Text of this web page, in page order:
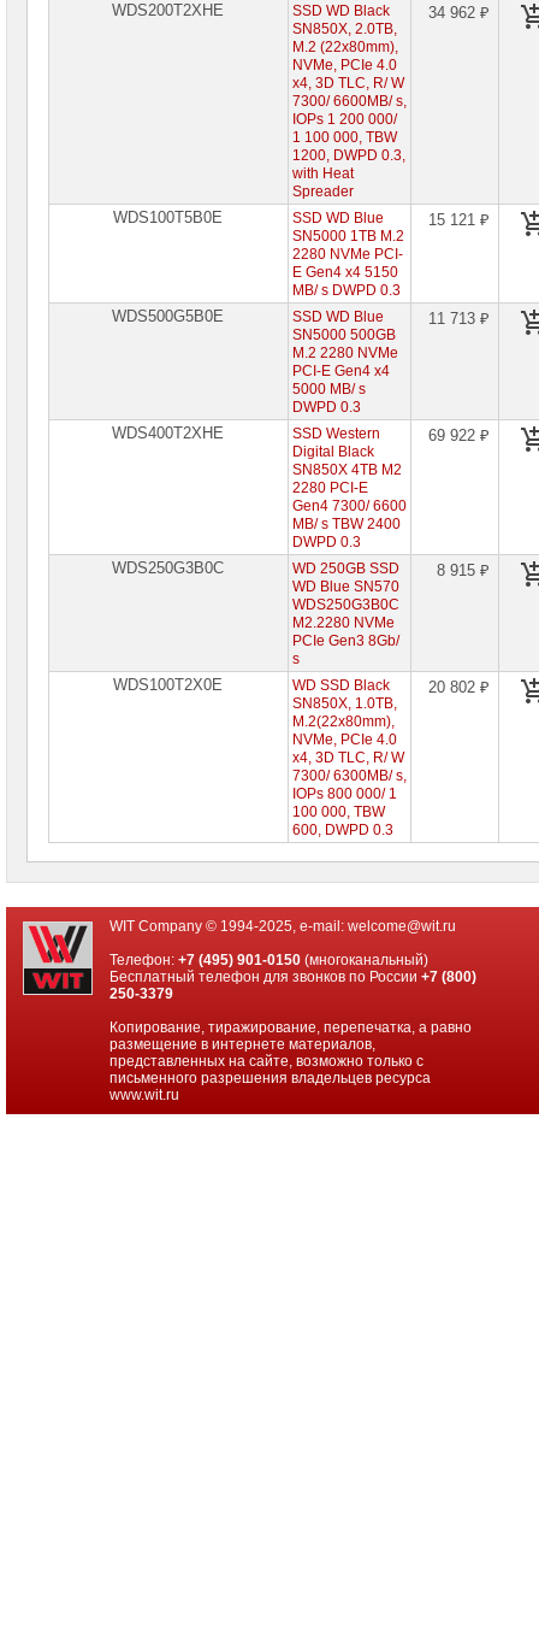
WDS200T2XHE
SSD WD Black
SN850X, 2.0TB,
M.2 (22x80mm),
NVMe, PCIe 4.0
x4, 3D TLC, R/ W
7300/ 6600MB/ s,
IOPs 1 200 000/
1 100 000, TBW
1200, DWPD 0.3,
with Heat
Spreader
34 962 ₽
WDS100T5B0E
SSD WD Blue
SN5000 1TB M.2
2280 NVMe PCI-
E Gen4 x4 5150
MB/ s DWPD 0.3
15 121 ₽
WDS500G5B0E
SSD WD Blue
SN5000 500GB
M.2 2280 NVMe
PCI-E Gen4 x4
5000 MB/ s
DWPD 0.3
11 713 ₽
WDS400T2XHE
SSD Western
Digital Black
SN850X 4TB M2
2280 PCI-E
Gen4 7300/ 6600
MB/ s TBW 2400
DWPD 0.3
69 922 ₽
WDS250G3B0C
WD 250GB SSD
WD Blue SN570
WDS250G3B0C
M2.2280 NVMe
PCIe Gen3 8Gb/
s
8 915 ₽
WDS100T2X0E
WD SSD Black
SN850X, 1.0TB,
M.2(22x80mm),
NVMe, PCIe 4.0
x4, 3D TLC, R/ W
7300/ 6300MB/ s,
IOPs 800 000/ 1
100 000, TBW
600, DWPD 0.3
20 802 ₽
WIT Company © 1994-2025, e-mail: welcome@wit.ru
Телефон:+7 (495) 901-0150 (многоканальный)
Бесплатный телефон для звонков по России+7 (800)
250-3379
Копирование, тиражирование, перепечатка, а равно
размещение в интернете материалов,
представленных на сайте, возможно только с
письменного разрешения владельцев ресурса
www.wit.ru